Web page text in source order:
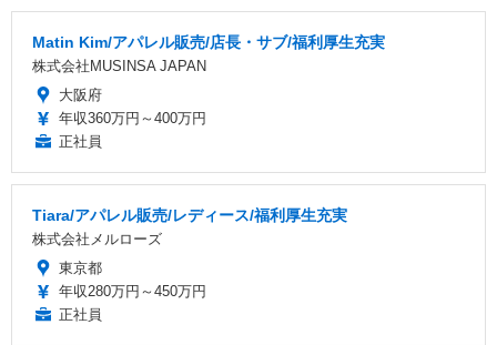
Matin Kim/アパレル販売/店長・サブ/福利厚生充実
株式会社MUSINSA JAPAN
大阪府
年収360万円～400万円
正社員
Tiara/アパレル販売/レディース/福利厚生充実
株式会社メルローズ
東京都
年収280万円～450万円
正社員